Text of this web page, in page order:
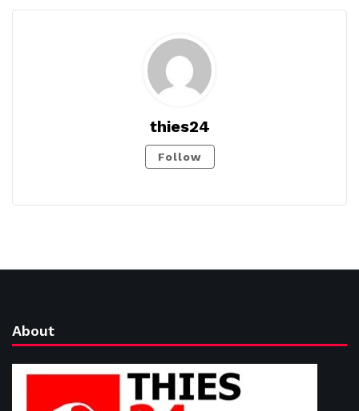
thies24
Follow
About